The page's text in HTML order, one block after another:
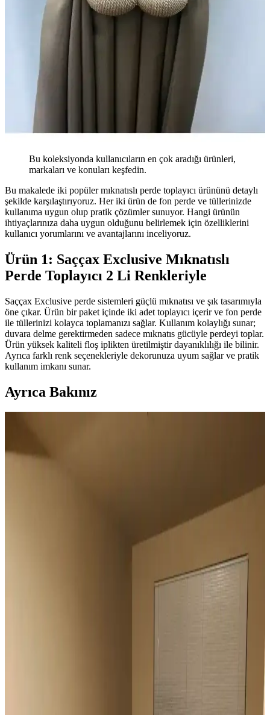
Bu koleksiyonda kullanıcıların en çok aradığı ürünleri,
markaları ve konuları keşfedin.
Bu makalede iki popüler mıknatıslı perde toplayıcı ürününü detaylı
şekilde karşılaştırıyoruz. Her iki ürün de fon perde ve tüllerinizde
kullanıma uygun olup pratik çözümler sunuyor. Hangi ürünün
ihtiyaçlarınıza daha uygun olduğunu belirlemek için özelliklerini
kullanıcı yorumlarını ve avantajlarını inceliyoruz.
Ürün 1: Saççax Exclusive Mıknatıslı
Perde Toplayıcı 2 Li Renkleriyle
Saççax Exclusive perde sistemleri güçlü mıknatısı ve şık tasarımıyla
öne çıkar. Ürün bir paket içinde iki adet toplayıcı içerir ve fon perde
ile tüllerinizi kolayca toplamanızı sağlar. Kullanım kolaylığı sunar;
duvara delme gerektirmeden sadece mıknatıs gücüyle perdeyi toplar.
Ürün yüksek kaliteli floş iplikten üretilmiştir dayanıklılığı ile bilinir.
Ayrıca farklı renk seçenekleriyle dekorunuza uyum sağlar ve pratik
kullanım imkanı sunar.
Ayrıca Bakınız
Geniş Pencereler İçin Fonksiyonel ve Estetik Perde
Geniş pencereler için hücresel stor, iki stor perde kullanımı, rulo stor
ve pencere filmleri gibi işlevsel ve estetik perde seçenekleri manzara
Vintage yatakların mekâna uyumu, boyut ve yerleşim planlaması ile